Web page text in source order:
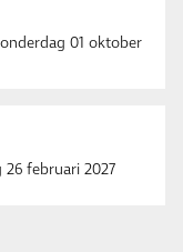
01 oktober
26 februari 2027